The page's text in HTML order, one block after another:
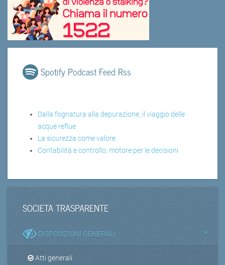
Spotify Podcast Feed Rss
Dalla fognatura alla depurazione, il viaggio delle
acque reflue
La sicurezza come valore
Contabilità e controllo, motore per le decisioni
SOCIETA TRASPARENTE
DISPOSIZIONI GENERALI
Atti generali